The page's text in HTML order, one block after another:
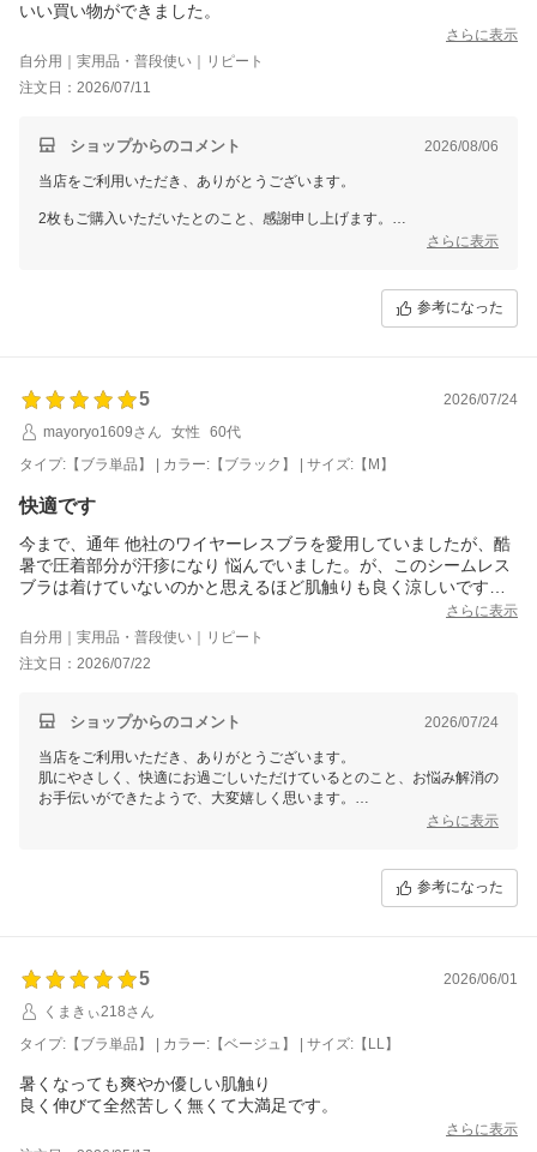
さらに表示
自分用｜実用品・普段使い｜リピート
注文日：2026/07/11
ショップからのコメント 2026/08/06
当店をご利用いただき、ありがとうございます。
2枚もご購入いただいたとのこと、感謝申し上げます。
お選びいただいたお色味や着け心地にご満足いただけたようで、大変嬉
これからもお客様にご満足いただける商品やサービスをご提案できます
さらに表示
参考になった
5
2026/07/24
mayoryo1609さん
女性
60代
タイプ:【ブラ単品】 | カラー:【ブラック】 | サイズ:【M】
快適です
今まで、通年 他社のワイヤーレスブラを愛用していましたが、酷
暑で圧着部分が汗疹になり 悩んでいました。が、このシームレス
ブラは着けていないのかと思えるほど肌触りも良く涼しいです。
さらに表示
自分用｜実用品・普段使い｜リピート
注文日：2026/07/22
ショップからのコメント 2026/07/24
当店をご利用いただき、ありがとうございます。
肌にやさしく、快適にお過ごしいただけているとのこと、お悩み解消の
お手伝いができたようで、大変嬉しく思います。
さらに表示
参考になった
5
2026/06/01
くまきぃ218さん
タイプ:【ブラ単品】 | カラー:【ベージュ】 | サイズ:【LL】
暑くなっても爽やか優しい肌触り
さらに表示